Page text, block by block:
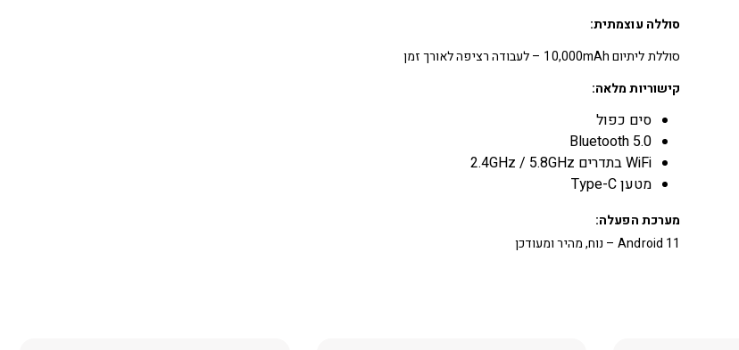
סוללה עוצמתית:
סוללת ליתיום 10,000mAh – לעבודה רציפה לאורך זמן
קישוריות מלאה:
סים כפול
Bluetooth 5.0
WiFi בתדרים 2.4GHz / 5.8GHz
מטען Type-C
מערכת הפעלה:
Android 11 – נוח, מהיר ומעודכן